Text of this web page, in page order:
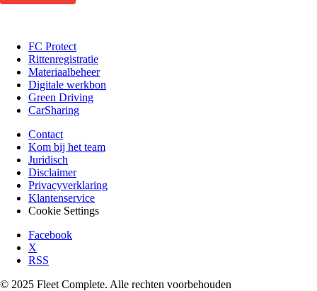
FC Protect
Rittenregistratie
Materiaalbeheer
Digitale werkbon
Green Driving
CarSharing
Contact
Kom bij het team
Juridisch
Disclaimer
Privacyverklaring
Klantenservice
Cookie Settings
Facebook
X
RSS
© 2025 Fleet Complete. Alle rechten voorbehouden